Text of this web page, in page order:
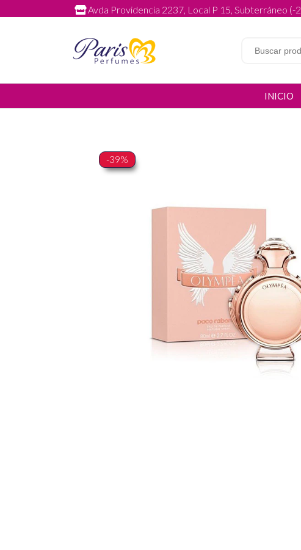
Avda Providencia 2237, Local P 15, Subterráneo (-
INICIO
-39%